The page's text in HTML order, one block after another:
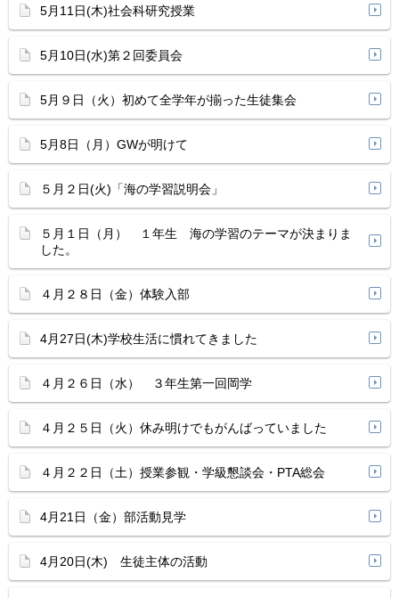
5月11日(木)社会科研究授業
5月10日(水)第２回委員会
5月９日（火）初めて全学年が揃った生徒集会
5月8日（月）GWが明けて
５月２日(火)「海の学習説明会」
５月１日（月） １年生 海の学習のテーマが決まりま
した。
４月２８日（金）体験入部
4月27日(木)学校生活に慣れてきました
４月２６日（水） ３年生第一回岡学
４月２５日（火）休み明けでもがんばっていました
４月２２日（土）授業参観・学級懇談会・PTA総会
4月21日（金）部活動見学
4月20日(木) 生徒主体の活動